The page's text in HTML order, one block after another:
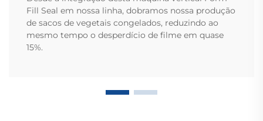
Fill Seal em nossa linha, dobramos nossa produção
de sacos de vegetais congelados, reduzindo ao
mesmo tempo o desperdício de filme em quase
15%.